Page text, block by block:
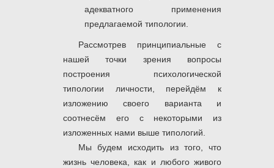
адекватного применения
предлагаемой типологии.
Рассмотрев принципиальные с
нашей точки зрения вопросы
построения психологической
типологии личности, перейдём к
изложению своего варианта и
соотнесём его с некоторыми из
изложенных нами выше типологий.
Мы будем исходить из того, что
жизнь человека, как и любого живого